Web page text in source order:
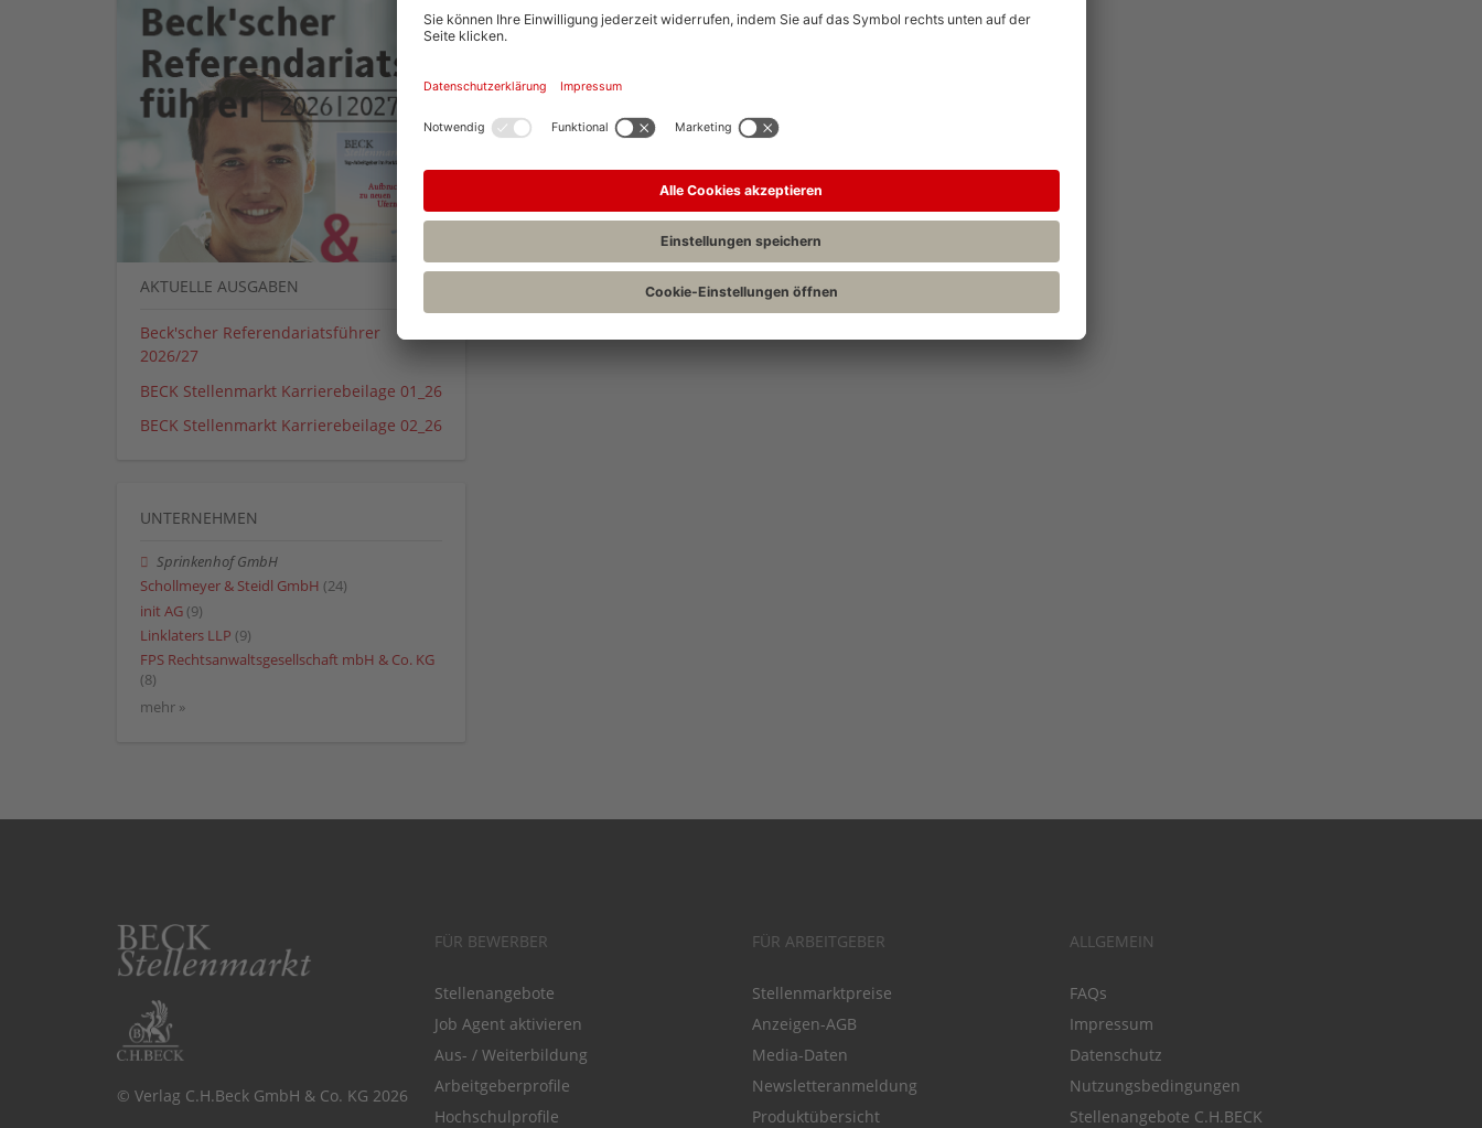
AKTUELLE AUSGABEN
Beck'scher Referendariatsführer
2026/27
BECK Stellenmarkt Karrierebeilage 01_26
BECK Stellenmarkt Karrierebeilage 02_26
UNTERNEHMEN
Sprinkenhof GmbH
Schollmeyer & Steidl GmbH (24)
init AG (9)
Linklaters LLP (9)
FPS Rechtsanwaltsgesellschaft mbH & Co. KG
(8)
mehr »
© Verlag C.H.Beck GmbH & Co. KG 2026
FÜR BEWERBER
Stellenangebote
Job Agent aktivieren
Aus- / Weiterbildung
Arbeitgeberprofile
Hochschulprofile
FÜR ARBEITGEBER
Stellenmarktpreise
Anzeigen-AGB
Media-Daten
Newsletteranmeldung
Produktübersicht
ALLGEMEIN
FAQs
Impressum
Datenschutz
Nutzungsbedingungen
Stellenangebote C.H.BECK